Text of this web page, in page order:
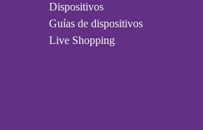
Dispositivos
Guías de dispositivos
Live Shopping